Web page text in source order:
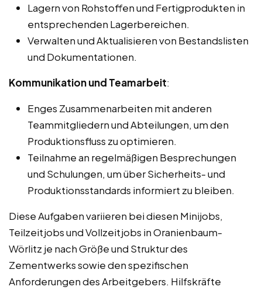
Lagern von Rohstoffen und Fertigprodukten in
entsprechenden Lagerbereichen.
Verwalten und Aktualisieren von Bestandslisten
und Dokumentationen.
Kommunikation und Teamarbeit:
Enges Zusammenarbeiten mit anderen
Teammitgliedern und Abteilungen, um den
Produktionsfluss zu optimieren.
Teilnahme an regelmäßigen Besprechungen
und Schulungen, um über Sicherheits- und
Produktionsstandards informiert zu bleiben.
Diese Aufgaben variieren bei diesen Minijobs,
Teilzeitjobs und Vollzeitjobs in Oranienbaum-
Wörlitz je nach Größe und Struktur des
Zementwerks sowie den spezifischen
Anforderungen des Arbeitgebers. Hilfskräfte